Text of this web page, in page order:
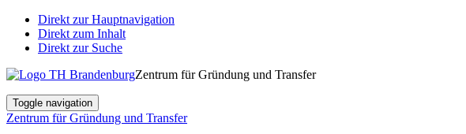
Direkt zur Hauptnavigation
Direkt zum Inhalt
Direkt zur Suche
Zentrum für Gründung und Transfer
Toggle navigation
Zentrum für Gründung und Transfer